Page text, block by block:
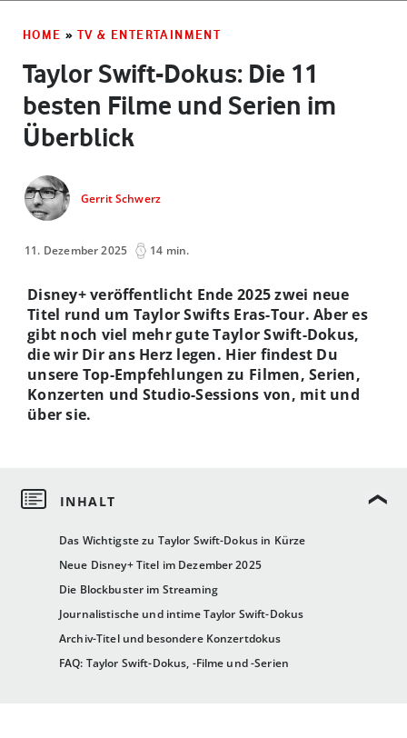
HOME » TV & ENTERTAINMENT
Taylor Swift-Dokus: Die 11
besten Filme und Serien im
Überblick
Gerrit Schwerz
11. Dezember 2025 14 min.
Das Wichtigste zu Taylor Swift-Dokus in Kürze
Neue Disney+ Titel im Dezember 2025
Die Blockbuster im Streaming
Journalistische und intime Taylor Swift-Dokus
Archiv-Titel und besondere Konzertdokus
FAQ: Taylor Swift-Dokus, -Filme und -Serien
Disney+ veröffentlicht Ende 2025 zwei neue
Titel rund um Taylor Swifts Eras-Tour. Aber es
gibt noch viel mehr gute Taylor Swift-Dokus,
die wir Dir ans Herz legen. Hier findest Du
unsere Top-Empfehlungen zu Filmen, Serien,
Konzerten und Studio-Sessions von, mit und
über sie.